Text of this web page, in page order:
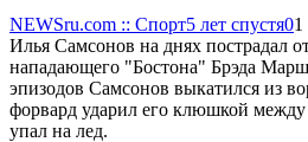
NEWSru.com :: Спорт5 лет спустя0
Илья Самсонов на днях пострадал
нападающего "Бостона" Брэда
эпизодов Самсонов выкатился из
форвард ударил его клюшкой между
упал на лед.